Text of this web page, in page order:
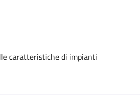
caratteristiche di impianti